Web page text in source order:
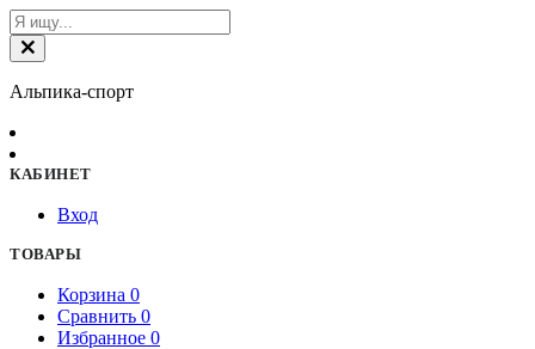
Альпика-спорт
КАБИНЕТ
Вход
ТОВАРЫ
Корзина 0
Сравнить 0
Избранное 0